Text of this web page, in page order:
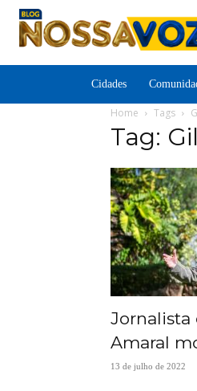
Cidades
Home Tags
Tag:
Jornalista
Amaral
13 de julho de 2022